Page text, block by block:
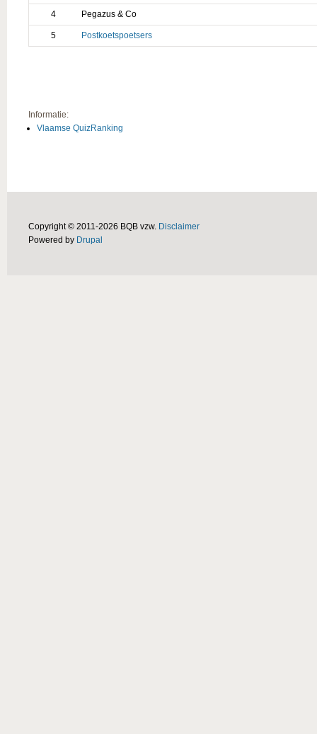
4 Pegazus & Co
5 Postkoetspoetsers
Informatie:
Vlaamse QuizRanking
Copyright © 2011-2026 BQB vzw. Disclaimer
Powered by Drupal